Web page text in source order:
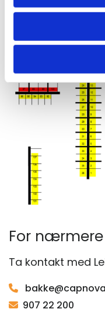
For
Ta kontakt med

 907 22 200